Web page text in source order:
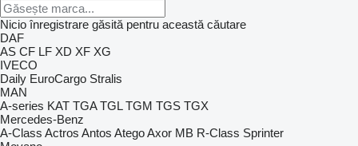
Nicio înregistrare găsită pentru această căutare
DAF
AS CF LF XD XF XG
IVECO
Daily EuroCargo Stralis
MAN
A-series KAT TGA TGL TGM TGS TGX
Mercedes-Benz
A-Class Actros Antos AtegoAxor MB R-Class Sprinter